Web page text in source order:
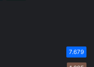
7.679